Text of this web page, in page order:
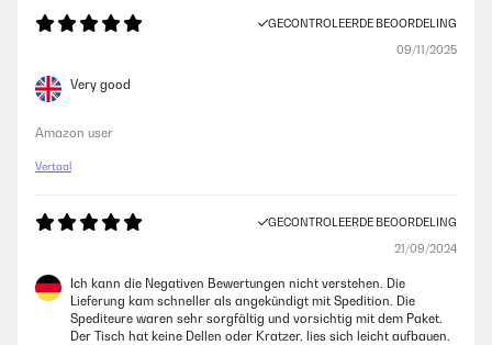
GECONTROLEERDE BEOORDELING
09/11/2025
Very good
Amazon user
Vertaal
GECONTROLEERDE BEOORDELING
21/09/2024
Ich kann die Negativen Bewertungen nicht verstehen. Die
Lieferung kam schneller als angekündigt mit Spedition. Die
Spediteure waren sehr sorgfältig und vorsichtig mit dem Paket.
Der Tisch hat keine Dellen oder Kratzer, lies sich leicht aufbauen.